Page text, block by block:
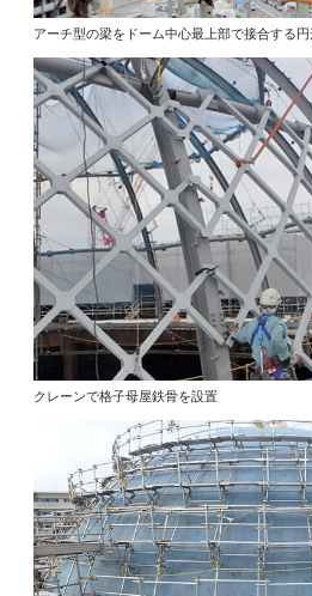
アーチ型の梁をドーム中心最上部で接合する
クレーンで格子母屋鉄骨を設置